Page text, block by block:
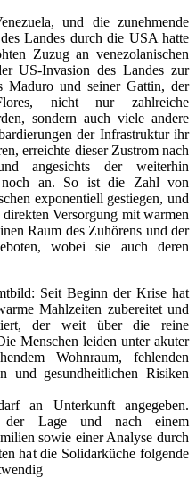
und die zunehmende
Landes durch die USA hatte
Zuzug an venezolanischen
US-Invasion des Landes zur
Maduro und seiner Gattin, der
nicht nur zahlreiche
sondern auch viele andere
der Infrastruktur ihr
erreichte dieser Zustrom nach
angesichts der weiterhin
an. So ist die Zahl von
exponentiell gestiegen, und
Versorgung mit warmen
Raum des Zuhörens und der
wobei sie auch deren
Seit Beginn der Krise hat
Mahlzeiten zubereitet und
der weit über die reine
Menschen leiden unter akuter
Wohnraum, fehlenden
und gesundheitlichen Risiken
an Unterkunft angegeben.
der Lage und nach einem
sowie einer Analyse durch
hat die Solidarküche folgende